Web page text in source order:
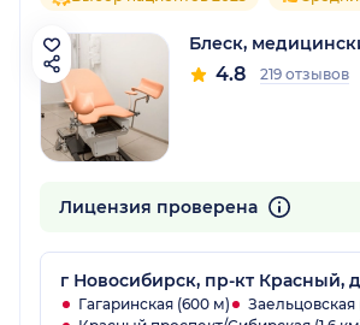
Блеск,
4.8 219 отзывов
Лицензия проверена
г Новосибирск, пр-кт Красный,
Гагаринская (600 м)
Заельцовская